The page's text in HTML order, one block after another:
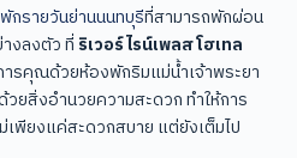
กรายวันย่านนนทบุรีที่สามารถพักผ่อน
งลงตัว ที่ ริเวอร์ไรน์เพลส โฮเทล
รคุณด้วยห้องพักริมแม่น้ำเจ้าพระยา
ยสิ่งอำนวยความสะดวก ทำให้การ
พียงแค่สะดวกสบาย แต่ยังเต็มไป